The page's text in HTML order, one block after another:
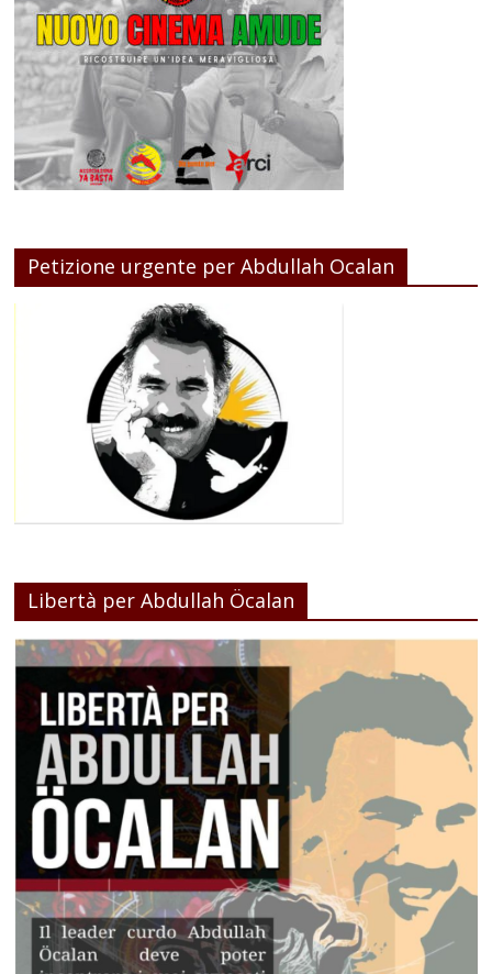
Petizione urgente per Abdullah Ocalan
Libertà per Abdullah Öcalan